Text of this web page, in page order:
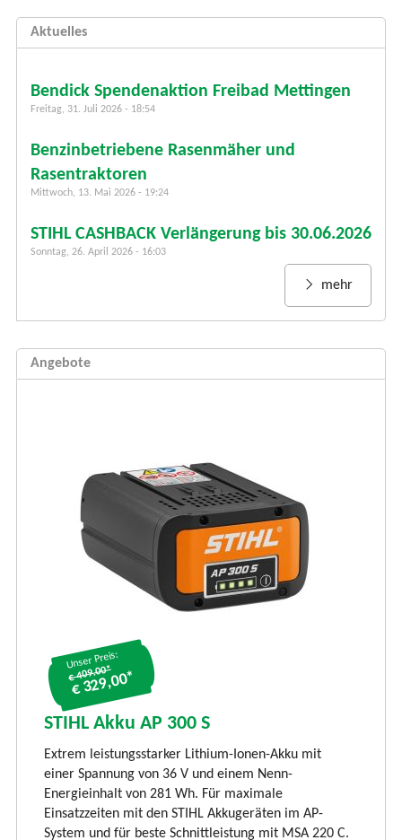
h
f
r
m
l
a
r
Aktuelles
Bendick Spendenaktion Freibad Mettingen
Freitag, 31. Juli 2026 - 18:54
Benzinbetriebene Rasenmäher und
Rasentraktoren
Mittwoch, 13. Mai 2026 - 19:24
STIHL CASHBACK Verlängerung bis 30.06.2026
Sonntag, 26. April 2026 - 16:03
mehr
Angebote
Unser Preis:
€ 409.00*
€ 329,00*
STIHL Akku AP 300 S
Extrem leistungsstarker Lithium-Ionen-Akku mit
einer Spannung von 36 V und einem Nenn-
Energieinhalt von 281 Wh. Für maximale
Einsatzzeiten mit den STIHL Akkugeräten im AP-
System und für beste Schnittleistung mit MSA 220 C.